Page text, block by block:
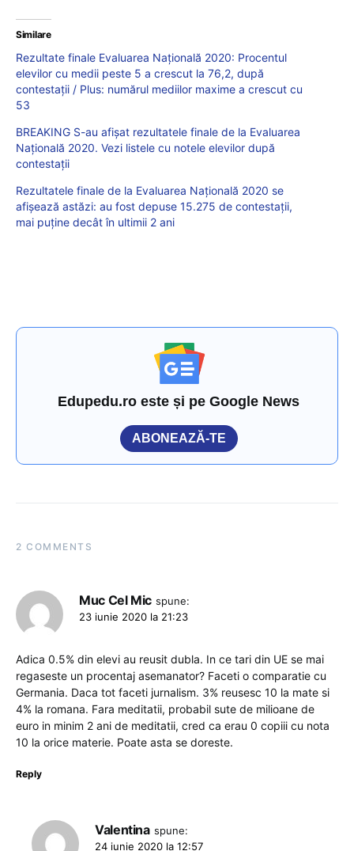
Similare
Rezultate finale Evaluarea Națională 2020: Procentul
elevilor cu medii peste 5 a crescut la 76,2, după
contestații / Plus: numărul mediilor maxime a crescut cu
53
BREAKING S-au afișat rezultatele finale de la Evaluarea
Națională 2020. Vezi listele cu notele elevilor după
contestații
Rezultatele finale de la Evaluarea Națională 2020 se
afișează astăzi: au fost depuse 15.275 de contestații,
mai puține decât în ultimii 2 ani
Edupedu.ro este și pe Google News
ABONEAZĂ-TE
2 COMMENTS
Muc Cel Mic spune:
23 iunie 2020 la 21:23
Adica 0.5% din elevi au reusit dubla. In ce tari din UE se mai
regaseste un procentaj asemanator? Faceti o comparatie cu
Germania. Daca tot faceti jurnalism. 3% reusesc 10 la mate si
4% la romana. Fara meditatii, probabil sute de milioane de
euro in minim 2 ani de meditatii, cred ca erau 0 copiii cu nota
10 la orice materie. Poate asta se doreste.
Reply
Valentina spune:
24 iunie 2020 la 12:57